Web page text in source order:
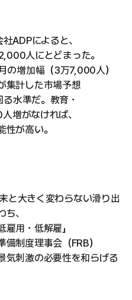
ADPによると、
人にとどまった。
の増加幅（3万7,000人）
集計した市場予想
水準だ。教育・
増がなければ、
性が高い。
と大きく変わらない滑り出
、
用・低解雇」
制度理事会（FRB）
気刺激の必要性を和らげる